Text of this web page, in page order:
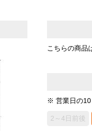
こちらの商品
※ 営業日の10
2～4日前後